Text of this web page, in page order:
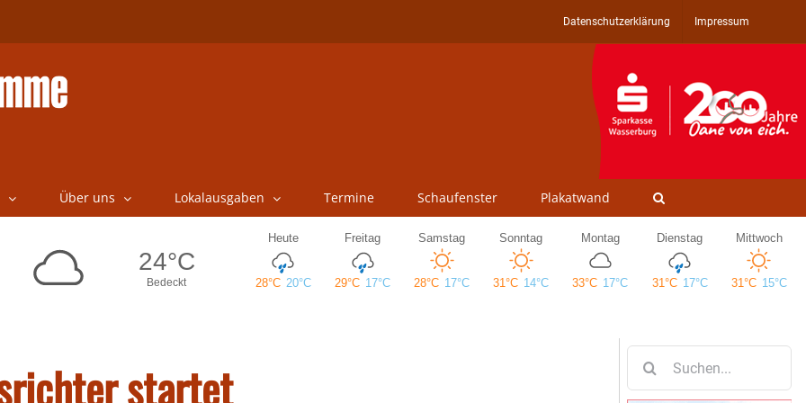
Datenschutzerklärung Impressum
Über uns Lokalausgaben Termine Schaufenster Plakatwand
startet
nach: